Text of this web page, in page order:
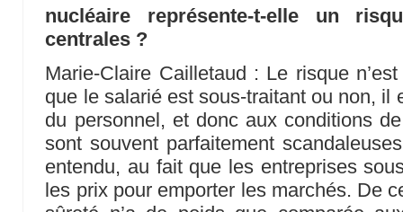
nucléaire représente-t-elle un
centrales ?
Marie-Claire Cailletaud : Le risque
que le salarié est sous-traitant ou non, il
du personnel, et donc aux conditions
sont souvent parfaitement
entendu, au fait que les entreprises
les prix pour emporter les marchés. De